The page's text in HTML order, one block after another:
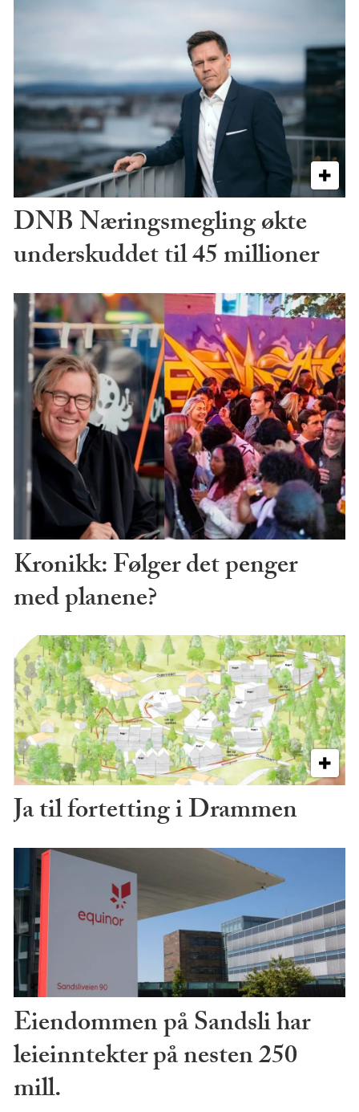
DNB Næringsmegling økte
underskuddet til 45 millioner
Kronikk: Følger det penger
med planene?
Ja til fortetting i Drammen
Eiendommen på Sandsli har
leieinntekter på nesten 250
mill.